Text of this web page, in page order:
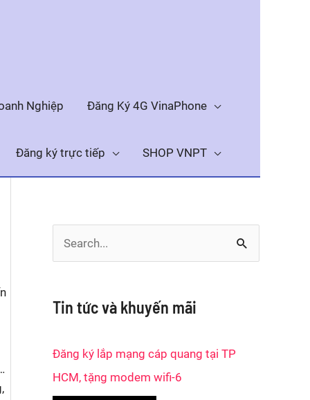
Nghiệp Đăng Ký 4G VinaPhone
Đăng ký trực tiếp SHOP VNPT
r
Tin tức và khuyến mãi
Đăng ký lắp mạng cáp quang tại TP
HCM, tặng modem wifi-6